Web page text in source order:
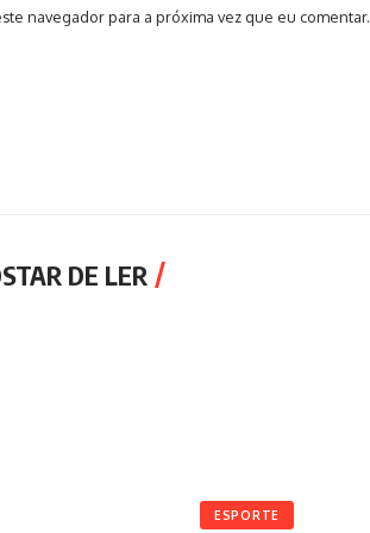
navegador para a próxima vez que eu comentar.
DE LER
ESPORTE